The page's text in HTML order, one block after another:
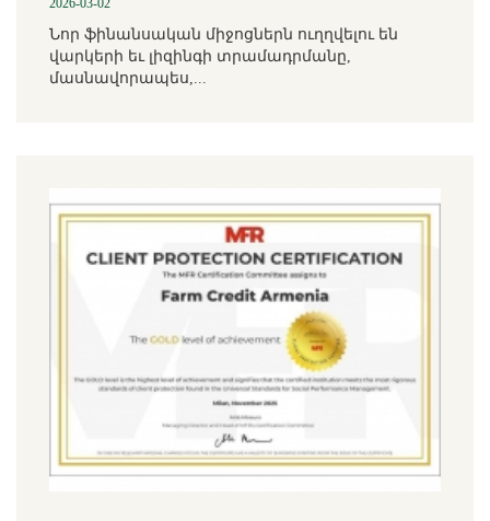
2026-03-02
Նոր ֆինանսական միջոցներն ուղղվելու են
վարկերի եւ լիզինգի տրամադրմանը,
մասնավորապես,...